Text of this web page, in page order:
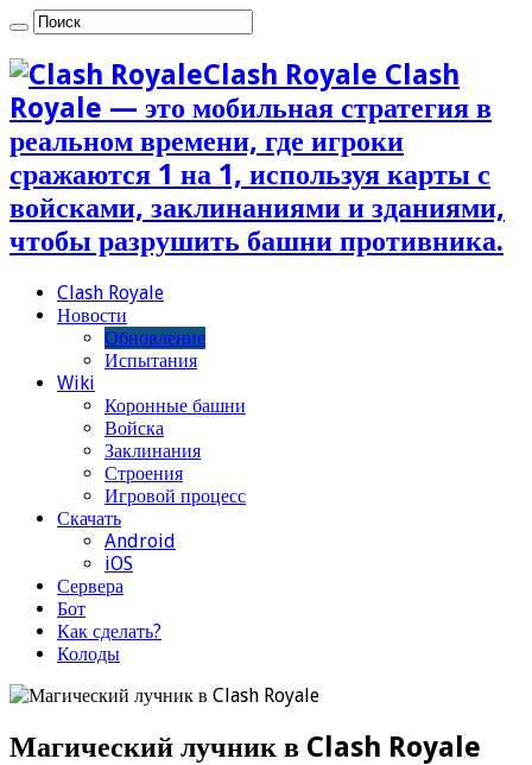
Clash Royale Clash
Royale — это мобильная стратегия в
реальном времени, где игроки
сражаются 1 на 1, используя карты с
войсками, заклинаниями и зданиями,
чтобы разрушить башни противника.
Clash Royale
Новости
Обновление
Испытания
Wiki
Коронные башни
Войска
Заклинания
Строения
Игровой процесс
Скачать
Android
iOS
Сервера
Бот
Как сделать?
Колоды
Магический лучник в Clash Royale